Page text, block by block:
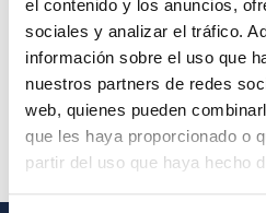
el contenido y los anuncios,
sociales y analizar el tráfico.
información sobre el uso que
nuestros partners de redes
web, quienes pueden
que les haya proporcionado o
partir del uso que haya hecho